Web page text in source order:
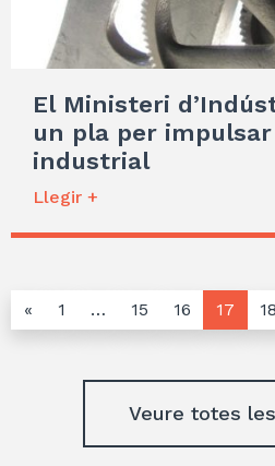
El Ministeri
un pla per
industrial
Llegir +
« 1 … 15 16 17 18
Veure totes